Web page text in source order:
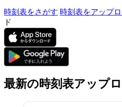
時刻表をさがす 時刻表をアップ
ド
最新の時刻表アップ